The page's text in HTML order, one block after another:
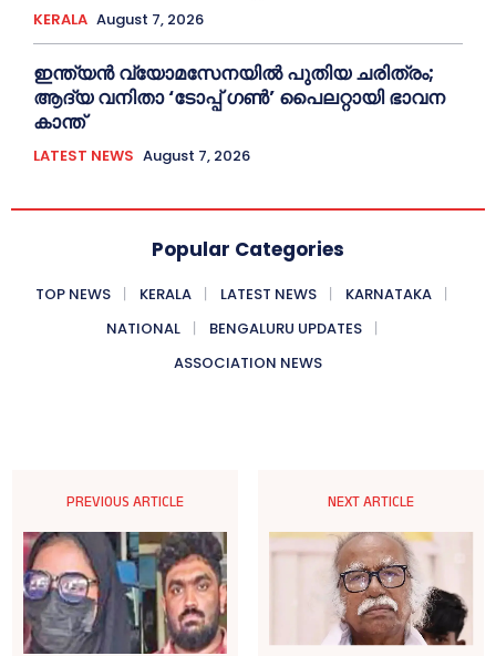
KERALA August 7, 2026
ഇന്ത്യൻ വ്യോമസേനയില്‍ പുതിയ ചരിത്രം;
ആദ്യ വനിതാ ‘ടോപ്പ് ഗണ്‍’ പൈലറ്റായി ഭാവന
കാന്ത്
LATEST NEWS August 7, 2026
Popular Categories
TOP NEWS KERALA LATEST NEWS
KARNATAKA
NATIONAL
BENGALURU UPDATES
ASSOCIATION NEWS
PREVIOUS ARTICLE NEXT ARTICLE